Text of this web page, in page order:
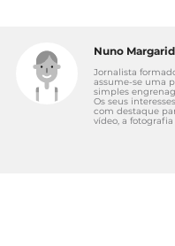
Nuno
Jornalista
assume-se uma
simples
Os seus
com destaque
vídeo, a